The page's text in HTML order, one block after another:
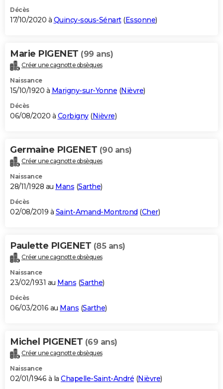
Décès
17/10/2020 à Quincy-sous-Sénart(Essonne)
Marie PIGENET (99 ans)
Créer une cagnotte obsèques
Naissance
15/10/1920 à Marigny-sur-Yonne (Nièvre)
Décès
06/08/2020 à Corbigny(Nièvre)
Germaine PIGENET (90 ans)
Créer une cagnotte obsèques
Naissance
28/11/1928 au Mans (Sarthe)
Décès
02/08/2019 à Saint-Amand-Montrond (Cher)
Paulette PIGENET (85 ans)
Créer une cagnotte obsèques
Naissance
23/02/1931 au Mans (Sarthe)
Décès
06/03/2016 au Mans (Sarthe)
Michel PIGENET (69 ans)
Créer une cagnotte obsèques
Naissance
02/01/1946 à la Chapelle-Saint-André (Nièvre)